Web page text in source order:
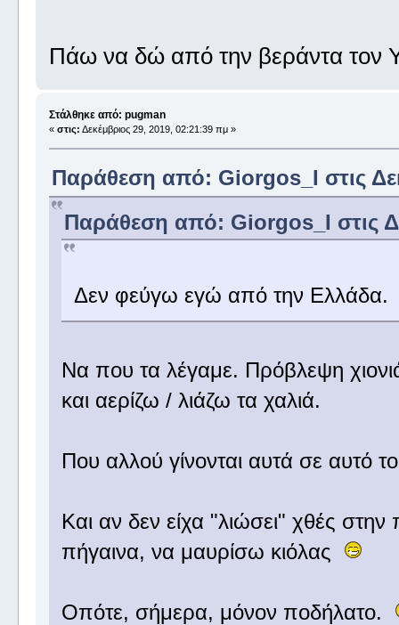
Πάω να δώ από την βεράντα τον
Στάλθηκε από: pugman
« στις: Δεκέμβριος 29, 2019, 02:21:39 πμ »
Παράθεση από: Giorgos_I στις
Παράθεση από: Giorgos_I στις
Δεν φεύγω εγώ από την Ελλάδα.
Να που τα λέγαμε. Πρόβλεψη
και αερίζω / λιάζω τα χαλιά.
Που αλλού γίνονται αυτά σε αυτό
Και αν δεν είχα "λιώσει" χθές
πήγαινα, να μαυρίσω κιόλας
Οπότε, σήμερα, μόνον ποδήλατο.